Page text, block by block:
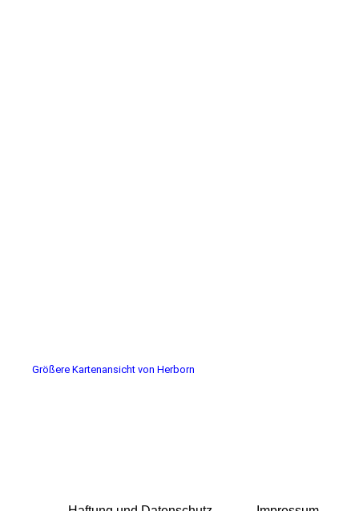
Größere Kartenansicht von Herborn